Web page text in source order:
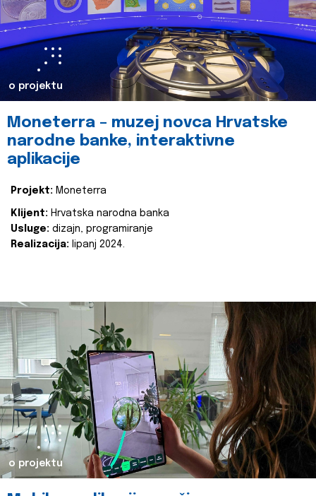
o projektu
Moneterra – muzej novca Hrvatske
narodne banke, interaktivne
aplikacije
Projekt: Moneterra
Klijent: Hrvatska narodna banka
Usluge: dizajn, programiranje
Realizacija: lipanj 2024.
o projektu